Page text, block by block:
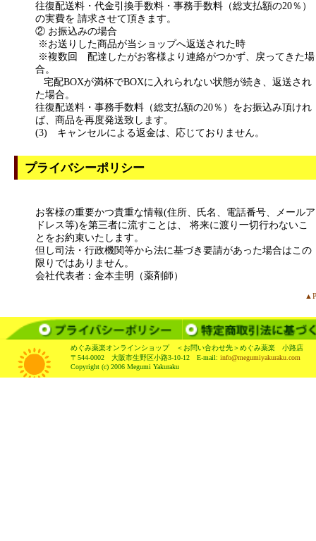
往復配送料・代金引換手数料・事務手数料（総支払額の20％）
の実費を 請求させて頂きます。
② お振込みの場合
※お送りした商品が当ショップへ返送された時
※複数回 配達したがお客様より連絡がつかず、戻ってきた場
合。
宅配BOXが満杯でBOXに入れられない状態が続き、返送され
た場合。
往復配送料・事務手数料（総支払額の20％）をお振込み頂けれ
ば、商品を再度発送致します。
(3) キャンセルによる返金は、応じておりません。
プライバシーポリシー
お客様の重要かつ貴重な情報(住所、氏名、電話番号、メールア
ドレス等)を第三者に流すことは、 将来に渡り一切行わないこ
とをお約束いたします。
但し司法・行政機関等から法に基づき要請があった場合はこの
限りではありません。
会社代表者：金本圭明（薬剤師）
めぐみ薬楽オンラインショップ ＜お問い合わせ先＞めぐみ薬楽 小路店
〒544-0002 大阪市生野区小路3-10-12 E-mail: info@megumiyakuraku.com
Copyright (c) 2006 Megumi Yakuraku